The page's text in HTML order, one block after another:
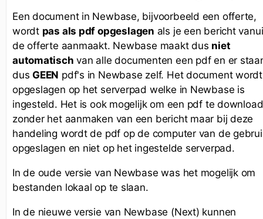
Een document in Newbase, bijvoorbeeld een offerte,
wordt pas als pdf opgeslagen als je een bericht
de offerte aanmaakt. Newbase maakt dus niet
automatisch van alle documenten een pdf en er
dusGEEN pdf's in Newbase zelf. Het document wordt
opgeslagen op het serverpad welke in Newbase is
ingesteld. Het is ook mogelijk om een pdf te
zonder het aanmaken van een bericht maar bij deze
handeling wordt de pdf op de computer van de
opgeslagen en niet op het ingestelde serverpad.
In de oude versie van Newbase was het mogelijk om
bestanden lokaal op te slaan.
In de nieuwe versie van Newbase (Next) kunnen